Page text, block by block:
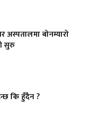
अस्पतालमा बोनम्यारो
सुरु
कि हुँदैन ?